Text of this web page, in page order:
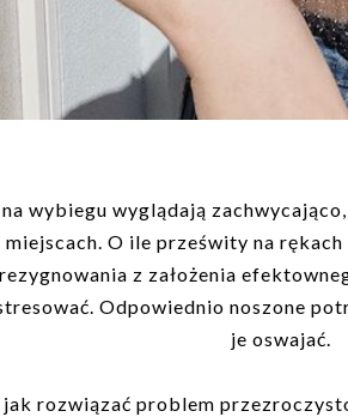
wybiegu wyglądają
O ile prześwity na
z założenia
Odpowiednio noszone
je oswajać.
rozwiązać problem